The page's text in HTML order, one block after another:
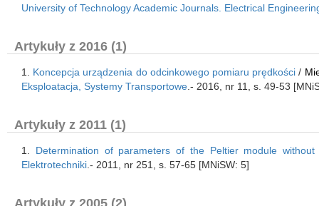
University of Technology Academic Journals. Electrical
Artykuły z 2016 (1)
1. Koncepcja urządzenia do odcinkowego pomiaru prędkości /
Eksploatacja, Systemy Transportowe .- 2016, nr 11, s. 49-53
Artykuły z 2011 (1)
1. Determination of parameters of the Peltier module
Elektrotechniki .- 2011, nr 251, s. 57-65 [MNiSW: 5]
Artykuły z 2005 (2)